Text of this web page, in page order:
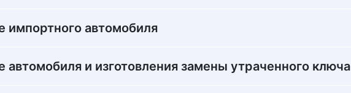
импортного автомобиля
автомобиля и изготовления замены утраченного ключа